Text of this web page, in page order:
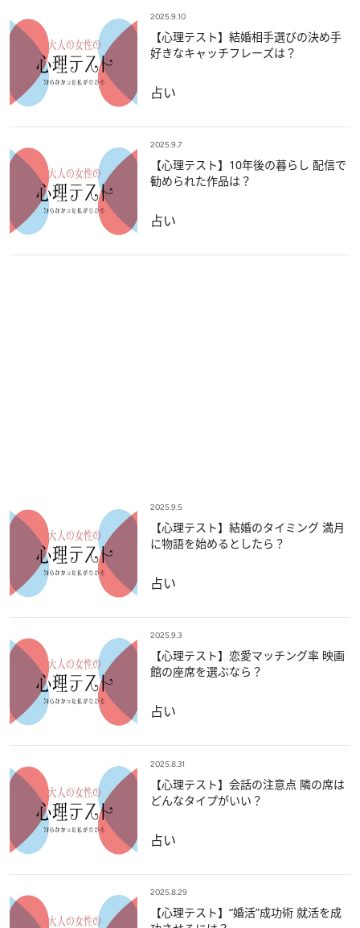
2025.9.10
【心理テスト】結婚相手選びの決め手
好きなキャッチフレーズは？
占い
2025.9.7
【心理テスト】10年後の暮らし 配信で
勧められた作品は？
占い
2025.9.5
【心理テスト】結婚のタイミング 満月
に物語を始めるとしたら？
占い
2025.9.3
【心理テスト】恋愛マッチング率 映画
館の座席を選ぶなら？
占い
2025.8.31
【心理テスト】会話の注意点 隣の席は
どんなタイプがいい？
占い
2025.8.29
【心理テスト】“婚活”成功術 就活を成